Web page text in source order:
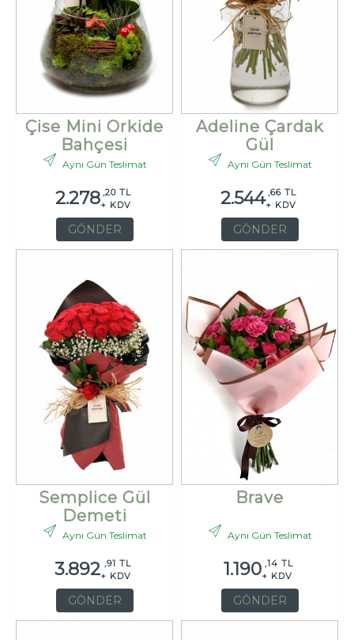
Çise Mini Orkide
Bahçesi
Aynı Gün Teslimat
2.278 ,20 TL
+ KDV
GÖNDER
Adeline Çardak
Gül
Aynı Gün Teslimat
2.544 ,66 TL
+ KDV
GÖNDER
Semplice Gül
Demeti
Aynı Gün Teslimat
3.892 ,91 TL
+ KDV
GÖNDER
Brave
Aynı Gün Teslimat
1.190 ,14 TL
+ KDV
GÖNDER